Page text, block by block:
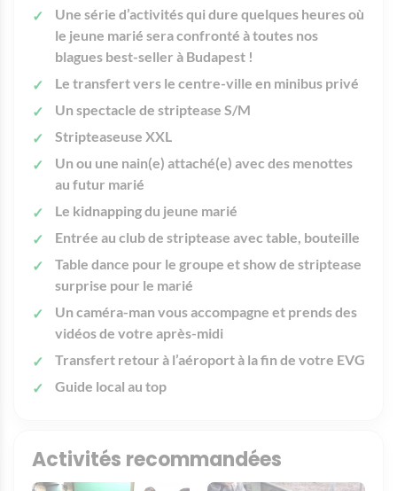
Une série d’activités qui dure quelques heures où
le jeune marié sera confronté àtoutes nos
blagues best-seller à Budapest !
Le transfert vers le centre-ville en minibus privé
Un spectacle de striptease S/M
Stripteaseuse XXL
Un ou une nain(e) attaché(e) avec des menottes
au futur marié
Le kidnapping du jeune marié
Entrée au club de striptease avec table, bouteille
Table dance pour le groupe et show de striptease
surprise pour le marié
Un caméra-man vous accompagne et prends des
vidéos de votre après-midi
Transfert retour à l’aéroport à la fin de votre EVG
Guide local au top
Activités recommandées